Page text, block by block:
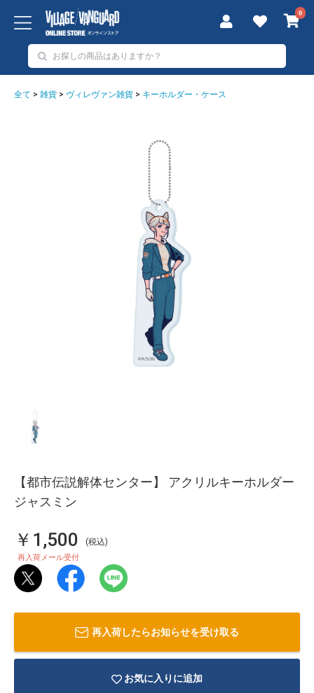
0
全て > 雑貨 > ヴィレヴァン雑貨 > キーホルダー・ケース
【都市伝説解体センター】 アクリルキーホルダー
ジャスミン
￥1,500 (税込)
再入荷メール受付
再入荷したらお知らせを受け取る
お気に入りに追加